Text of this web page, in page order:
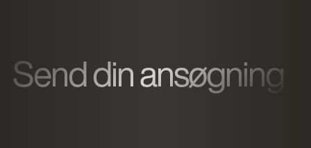
Send din ansøgning